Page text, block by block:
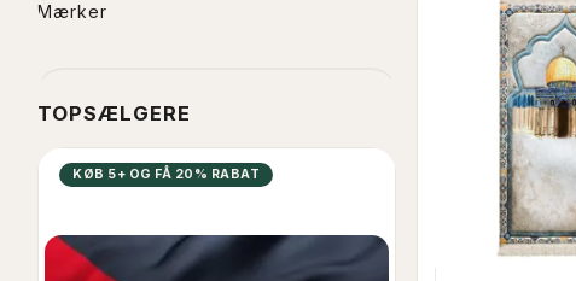
Mærker
TOPSÆLGERE
KØB 5+ OG FÅ 20% RABAT POPULÆR